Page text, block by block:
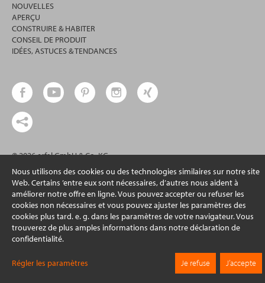
Nous utilisons des cookies ou des technologies similaires sur notre site
Web. Certains ’entre eux sont nécessaires, d’autres nous aident à
améliorer notre offre en ligne. Vous pouvez accepter ou refuser les
cookies non nécessaires et vous pouvez ajuster les paramètres des
cookies plus tard. e. g. dans les paramètres de votre navigateur. Vous
trouverez de plus amples informations dans notre déclaration de
confidentialité.
Régler les paramètres Je refuse J’accepte
NOUVELLES
APERÇU
CONSTRUIRE & HABITER
CONSEIL DE PRODUIT
IDÉES, ASTUCES & TENDANCES
© 2026 erfal GmbH & Co. KG